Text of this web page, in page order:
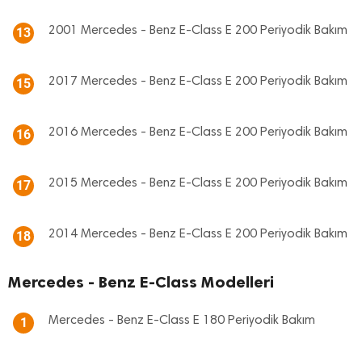
13 2001 Mercedes - Benz E-Class E 200 Periyodik Bakım
15 2017 Mercedes - Benz E-Class E 200 Periyodik Bakım
16 2016 Mercedes - Benz E-Class E 200 Periyodik Bakım
17 2015 Mercedes - Benz E-Class E 200 Periyodik Bakım
18 2014 Mercedes - Benz E-Class E 200 Periyodik Bakım
Mercedes - Benz E-Class Modelleri
1 Mercedes - Benz E-Class E 180 Periyodik Bakım